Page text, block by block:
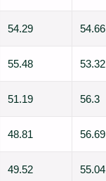
54.29 54.66
55.48 53.32
51.19 56.3
48.81 56.69
49.52 55.04